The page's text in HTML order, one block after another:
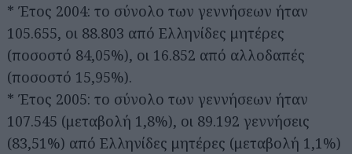
* Έτος 2004: το σύνολο των γεννήσεων ήταν
105.655, οι 88.803 από Ελληνίδες μητέρες
(ποσοστό 84,05%), οι 16.852 από αλλοδαπές
(ποσοστό 15,95%).
* Έτος 2005: το σύνολο των γεννήσεων ήταν
107.545 (μεταβολή 1,8%), οι 89.192 γεννήσεις
(83,51%) από Ελληνίδες μητέρες (μεταβολή 1,1%)